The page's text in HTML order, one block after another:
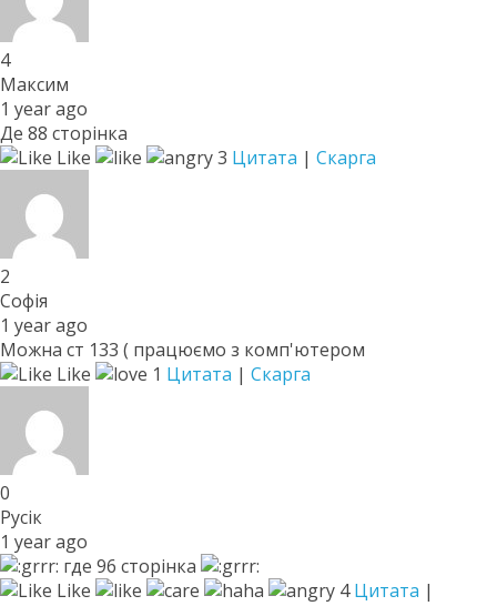
4
Максим
1 year ago
Де 88 сторінка
Like
3 Цитата | Скарга
2
Софія
1 year ago
Можна ст 133 ( працюємо з комп'ютером
Like
1 Цитата | Скарга
0
Русік
1 year ago
где 96 сторінка
Like
4 Цитата |